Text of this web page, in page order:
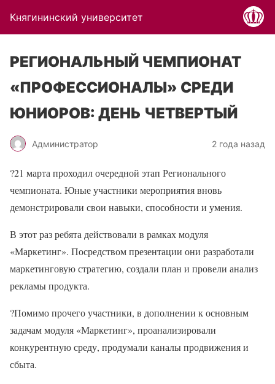
Княгининский университет
РЕГИОНАЛЬНЫЙ ЧЕМПИОНАТ
«ПРОФЕССИОНАЛЫ» СРЕДИ
ЮНИОРОВ: ДЕНЬ ЧЕТВЕРТЫЙ
Администратор 2 года назад
?21 марта проходил очередной этап Регионального
чемпионата. Юные участники мероприятия вновь
демонстрировали свои навыки, способности и умения.
В этот раз ребята действовали в рамках модуля
«Маркетинг». Посредством презентации они разработали
маркетинговую стратегию, создали план и провели анализ
рекламы продукта.
?Помимо прочего участники, в дополнении к основным
задачам модуля «Маркетинг», проанализировали
конкурентную среду, продумали каналы продвижения и
сбыта.